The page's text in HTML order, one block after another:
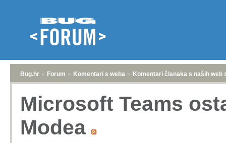
Bug.hr » Forum » Komentari s weba » Komentari članaka s naših web
Microsoft Teams
Modea